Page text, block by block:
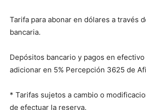
Tarifa para abonar en dólares a través
bancaria.
Depósitos bancario y pagos en
adicionar en 5% Percepción 3625 de
* Tarifas sujetos a cambio o
de efectuar la reserva.